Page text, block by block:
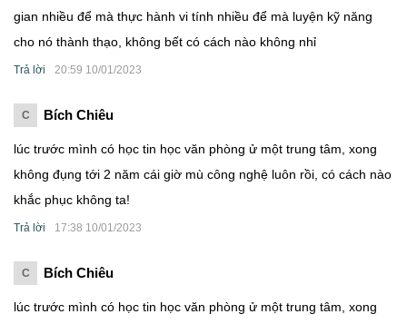
gian nhiều để mà thực hành vi tính nhiều để mà luyện kỹ năng
cho nó thành thạo, không bết có cách nào không nhỉ
Trả lời 20:59 10/01/2023
C Bích Chiêu
lúc trước mình có học tin học văn phòng ử một trung tâm, xong
không đụng tới 2 năm cái giờ mù công nghệ luôn rồi, có cách nào
khắc phục không ta!
Trả lời 17:38 10/01/2023
C Bích Chiêu
lúc trước mình có học tin học văn phòng ử một trung tâm, xong